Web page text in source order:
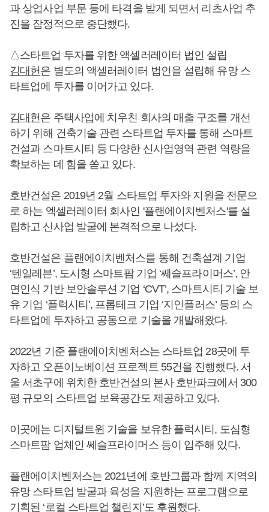
과 상업사업 부문 등에 타격을 받게 되면서 리츠사업 추
진을 잠정적으로 중단했다.
△스타트업 투자를 위한 액셀러레이터 법인 설립
김대헌은 별도의 액셀러레이터 법인을 설립해 유망 스
타트업에 투자를 이어가고 있다.
김대헌은 주택사업에 치우친 회사의 매출 구조를 개선
하기 위해 건축기술 관련 스타트업 투자를 통해 스마트
건설과 스마트시티 등 다양한 신사업영역 관련 역량을
확보하는 데 힘을 쏟고 있다.
호반건설은 2019년 2월 스타트업 투자와 지원을 전문으
로 하는 엑셀러레이터 회사인 '플랜에이치벤처스'를 설
립하고 신사업 발굴에 본격적으로 나섰다.
호반건설은 플랜에이치벤처스를 통해 건축설계 기업
‘텐일레븐’, 도시형 스마트팜 기업 ‘쎄슬프라이머스’, 안
면인식 기반 보안솔루션 기업 ‘CVT’, 스마트시티 기술 보
유 기업 ‘플럭시티’, 프롭테크 기업 ‘지인플러스’ 등의 스
타트업에 투자하고 공동으로 기술을 개발해왔다.
2022년 기준 플랜에이치벤처스는 스타트업 28곳에 투
자하고 오픈이노베이션 프로젝트 55건을 진행했다. 서
울 서초구에 위치한 호반건설의 본사 호반파크에서 300
평 규모의 스타트업 보육공간도 제공하고 있다.
이곳에는 디지털트윈 기술을 보유한 플럭시티, 도심형
스마트팜 업체인 쎄슬프라이머스 등이 입주해 있다.
플랜에이치벤처스는 2021년에 호반그룹과 함께 지역의
유망 스타트업 발굴과 육성을 지원하는 프로그램으로
기획된 ‘로컬 스타트업 챌린지’도 후원했다.